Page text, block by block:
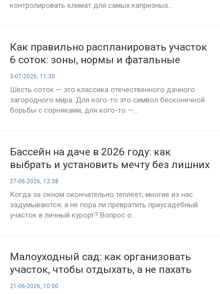
контролировать климат для самых капризных...
Как правильно распланировать участок
6 соток: зоны, нормы и фатальные
ошибки
3-07-2026, 11:30
Шесть соток — это классика отечественного дачного
загородного мира. Для кого-то это символ бесконечной
борьбы с сорняками, для кого-то —...
Бассейн на даче в 2026 году: как
выбрать и установить мечту без лишних
хлопот
27-06-2026, 12:38
Когда за окном окончательно теплеет, многие из нас
задумываются: а не пора ли превратить приусадебный
участок в личный курорт? Вопрос о...
Малоуходный сад: как организовать
участок, чтобы отдыхать, а не пахать
21-06-2026, 10:00